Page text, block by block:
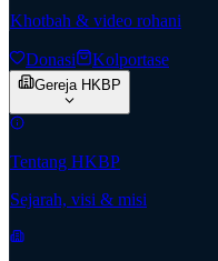
Khotbah & video rohani
Donasi Kolportase
Gereja HKBP
Tentang HKBP
Sejarah, visi & misi